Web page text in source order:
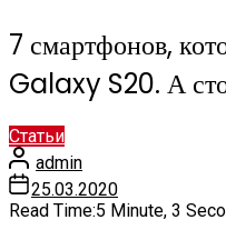
7 смартфонов,
Galaxy S20. А
Статьи
admin
25.03.2020
Read Time:5 Minute, 3